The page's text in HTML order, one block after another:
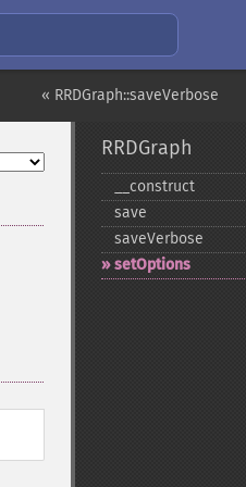
« RRDGraph::saveVerbose
RRDGraph
_​_​construct
save
saveVerbose
setOptions